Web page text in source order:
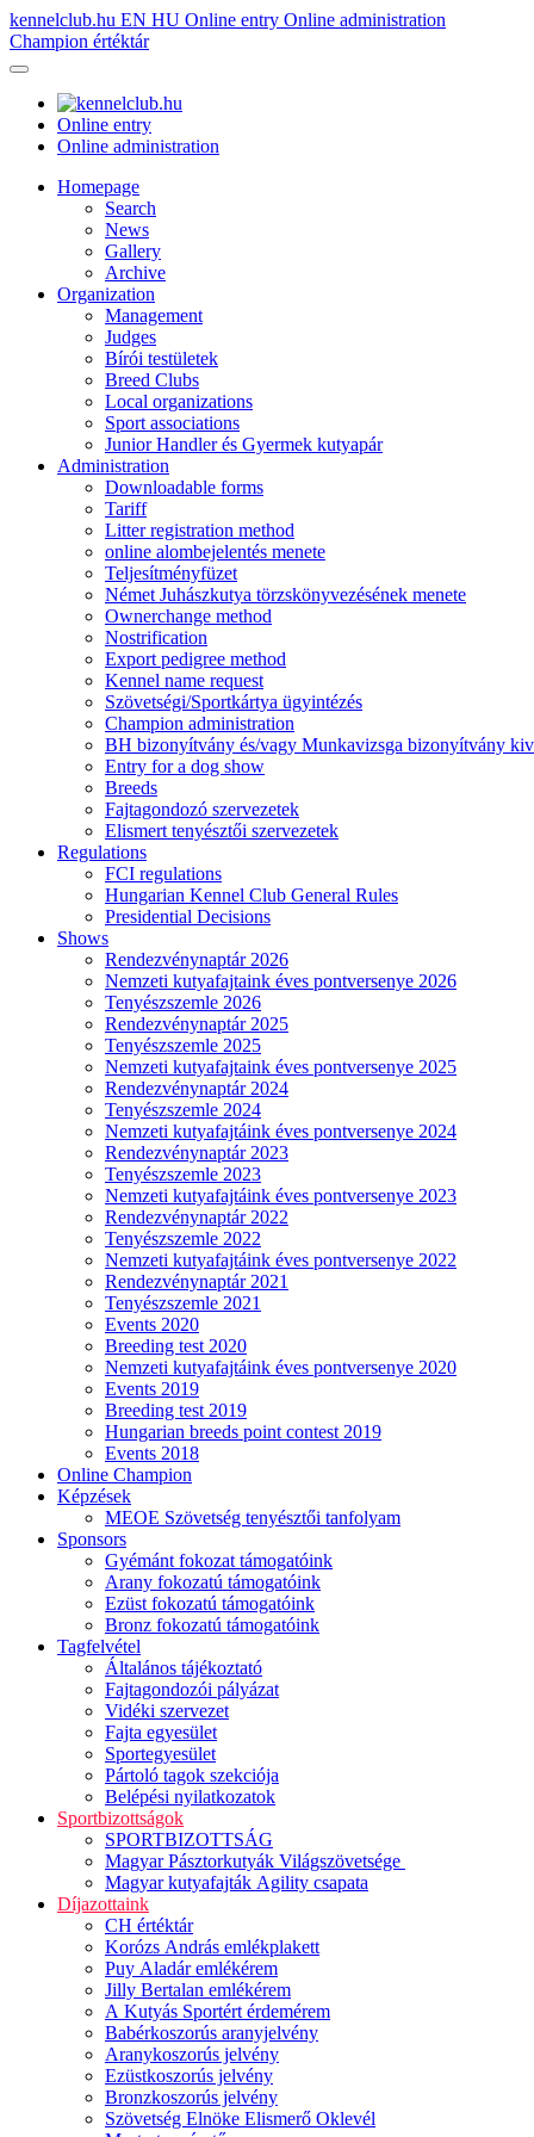
kennelclub.hu EN HU Online entry Online administration
Champion értéktár
Online entry
Online administration
Homepage
Search
News
Gallery
Archive
Organization
Management
Judges
Bírói testületek
Breed Clubs
Local organizations
Sport associations
Junior Handler és Gyermek kutyapár
Administration
Downloadable forms
Tariff
Litter registration method
online alombejelentés menete
Teljesítményfüzet
Német Juhászkutya törzskönyvezésének menete
Ownerchange method
Nostrification
Export pedigree method
Kennel name request
Szövetségi/Sportkártya ügyintézés
Champion administration
BH bizonyítvány és/vagy Munkavizsga bizonyítvány
Entry for a dog show
Breeds
Fajtagondozó szervezetek
Elismert tenyésztői szervezetek
Regulations
FCI regulations
Hungarian Kennel Club General Rules
Presidential Decisions
Shows
Rendezvénynaptár 2026
Nemzeti kutyafajtaink éves pontversenye 2026
Tenyészszemle 2026
Rendezvénynaptár 2025
Tenyészszemle 2025
Nemzeti kutyafajtaink éves pontversenye 2025
Rendezvénynaptár 2024
Tenyészszemle 2024
Nemzeti kutyafajtáink éves pontversenye 2024
Rendezvénynaptár 2023
Tenyészszemle 2023
Nemzeti kutyafajtáink éves pontversenye 2023
Rendezvénynaptár 2022
Tenyészszemle 2022
Nemzeti kutyafajtáink éves pontversenye 2022
Rendezvénynaptár 2021
Tenyészszemle 2021
Events 2020
Breeding test 2020
Nemzeti kutyafajtáink éves pontversenye 2020
Events 2019
Breeding test 2019
Hungarian breeds point contest 2019
Events 2018
Online Champion
Képzések
MEOE Szövetség tenyésztői tanfolyam
Sponsors
Gyémánt fokozat támogatóink
Arany fokozatú támogatóink
Ezüst fokozatú támogatóink
Bronz fokozatú támogatóink
Tagfelvétel
Általános tájékoztató
Fajtagondozói pályázat
Vidéki szervezet
Fajta egyesület
Sportegyesület
Pártoló tagok szekciója
Belépési nyilatkozatok
Sportbizottságok
SPORTBIZOTTSÁG
Magyar Pásztorkutyák Világszövetsége
Magyar kutyafajták Agility csapata
Díjazottaink
CH értéktár
Korózs András emlékplakett
Puy Aladár emlékérem
Jilly Bertalan emlékérem
A Kutyás Sportért érdemérem
Babérkoszorús aranyjelvény
Aranykoszorús jelvény
Ezüstkoszorús jelvény
Bronzkoszorús jelvény
Szövetség Elnöke Elismerő Oklevél